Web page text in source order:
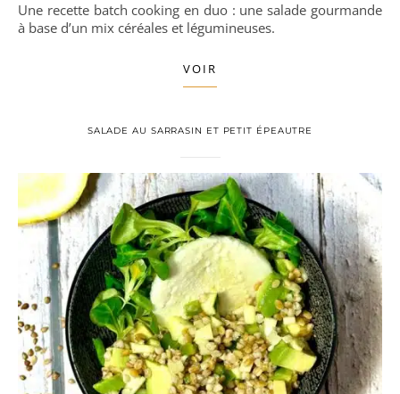
Une recette batch cooking en duo : une salade gourmande
à base d’un mix céréales et légumineuses.
VOIR
SALADE AU SARRASIN ET PETIT ÉPEAUTRE